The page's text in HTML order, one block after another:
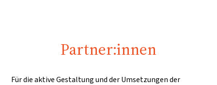
Partner:innen
Für die aktive Gestaltung und der Umsetzungen der